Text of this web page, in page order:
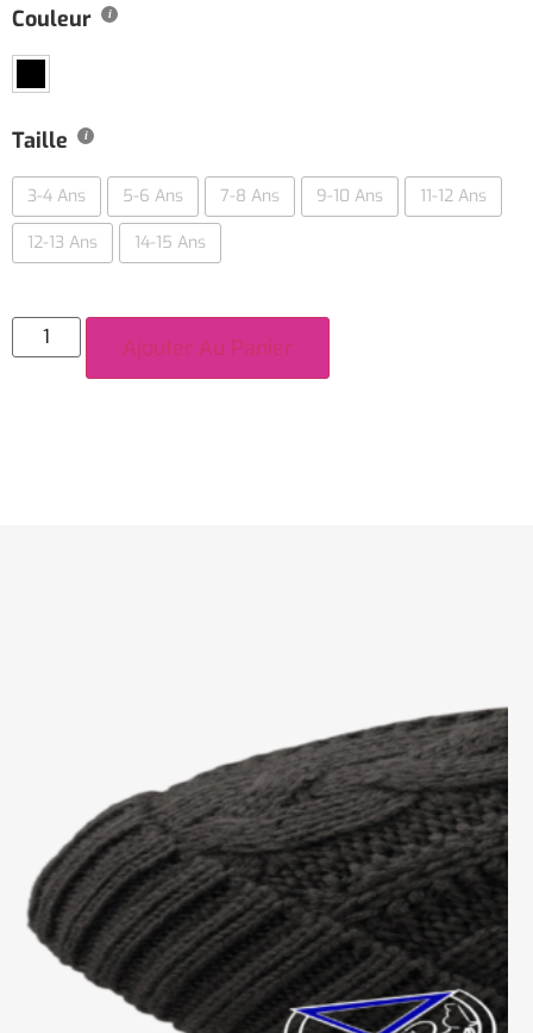
Couleur
Taille
3-4 Ans 5-6 Ans 7-8 Ans 9-10 Ans 11-12 Ans
12-13 Ans 14-15 Ans
Ajouter Au Panier